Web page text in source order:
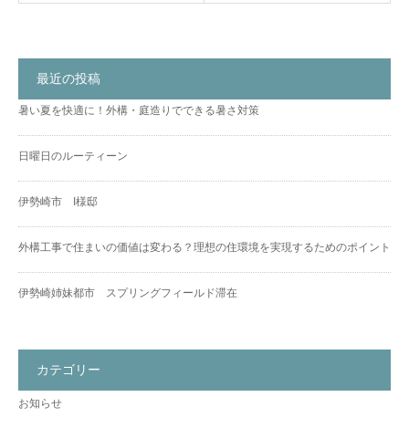
最近の投稿
暑い夏を快適に！外構・庭造りでできる暑さ対策
日曜日のルーティーン
伊勢崎市 I様邸
外構工事で住まいの価値は変わる？理想の住環境を実現するためのポイント
伊勢崎姉妹都市 スプリングフィールド滞在
カテゴリー
お知らせ